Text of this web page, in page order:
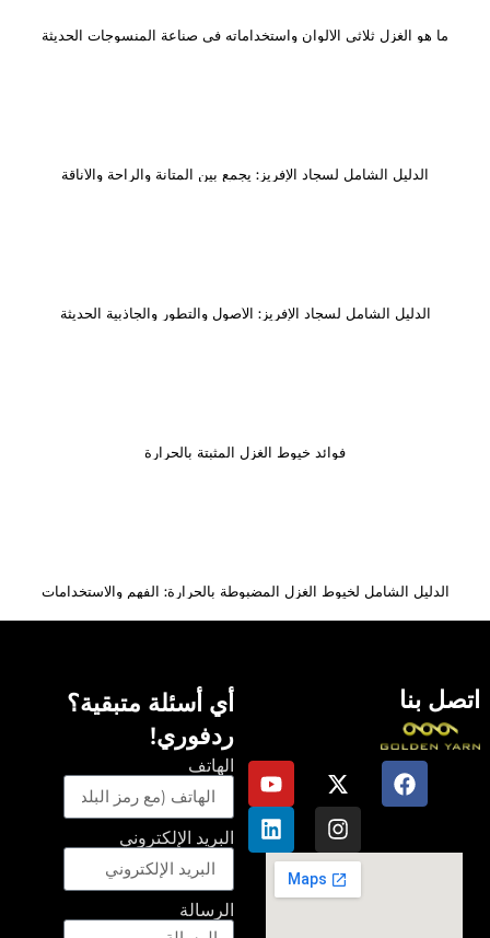
ما هو الغزل ثلاثي الألوان واستخداماته في صناعة المنسوجات الحديثة
الدليل الشامل لسجاد الإفريز: يجمع بين المتانة والراحة والأناقة
الدليل الشامل لسجاد الإفريز: الأصول والتطور والجاذبية الحديثة
فوائد خيوط الغزل المثبتة بالحرارة
الدليل الشامل لخيوط الغزل المضبوطة بالحرارة: الفهم والاستخدامات
اتصل بنا
أي أسئلة متبقية؟
ردفوري!
الهاتف
البريد الإلكتروني
الرسالة